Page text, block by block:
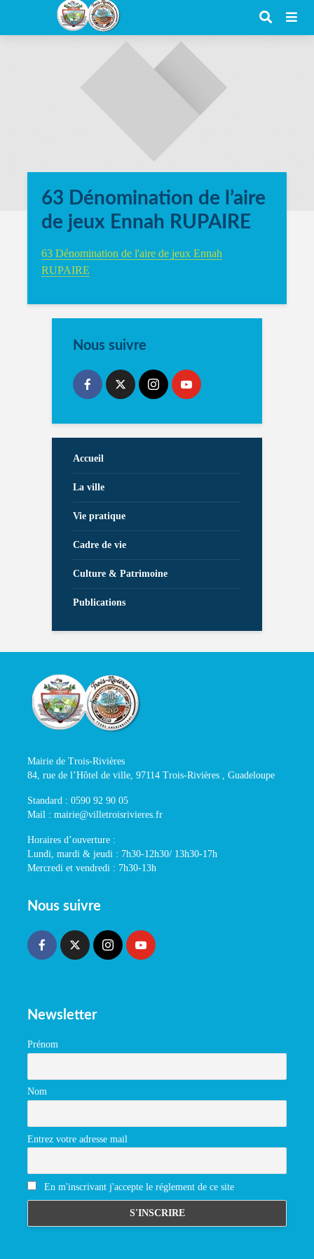
63 Dénomination de l’aire
de jeux Ennah RUPAIRE
63 Dénomination de l'aire de jeux Ennah
RUPAIRE
Nous suivre
Accueil
La ville
Vie pratique
Cadre de vie
Culture & Patrimoine
Publications
Mairie de Trois-Rivières
84, rue de l’Hôtel de ville, 97114 Trois-Rivières , Guadeloupe
Standard : 0590 92 90 05
Mail : mairie@villetroisrivieres.fr
Horaires d’ouverture :
Lundi, mardi & jeudi : 7h30-12h30/ 13h30-17h
Mercredi et vendredi : 7h30-13h
Nous suivre
Newsletter
Prénom
Nom
Entrez votre adresse mail
En m'inscrivant j'accepte le réglement de ce site